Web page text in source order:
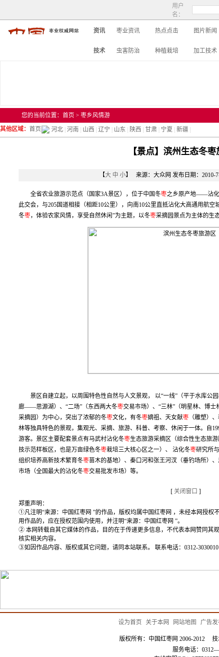
用户
名：
资讯 枣业资讯 热点点击 图片新闻
技术 虫害防治 种植栽培 加工技术
您的当前位置： 首页 > 枣乡风情游
其他区域： 首页 河北 河南 山西 辽宁 山东 陕西 甘肃 宁夏 新疆
【景点】滨州生态冬
【大 中 小】 来源：大众网 发布日期：2010-
全省农业旅游示范点（国家3A景区），位于中国冬枣之乡原产地——沾化
此交会，与205国道相接（相距10公里），向南10公里直抵沾化大高通用航
冬枣，体验农家风情，享受自然休闲”为主题，以冬枣采摘园景点为主体的生
景区自建立起，以周围特色性自然与人文景观， 以“一线”（平于水库公
廊——思源湖）、“二场”（东西两大冬枣交易市场）、“三林”（明星林、博
采摘园）为中心，突出了浓郁的冬枣文化，有冬枣嫡祖、天女献枣 （雕塑）
林等独具特色的景观，集观光、采摘、旅游、科普、考察、休闲于一体。自
游客。景区主要配套景点有马武村沾化冬枣生态旅游采摘区（综合性生态旅
技示范样板区，也是万亩绿色冬枣栽培三大核心区之一）、 沾化冬枣研究所
组织培养高新技术繁育冬枣苗木的基地）、秦口河和张王河汊（垂钓场所）
市场（全国最大的沾化冬枣交易批发市场）等。
[ 关闭窗口 ]
郑重声明：
①凡注明“来源：中国红枣网 ”的作品，版权均属中国红枣网 ，未经本网授权
用作品的，应在授权范围内使用，并注明“来源：中国红枣网 ”。
② 本网转载自其它媒体的作品，目的在于传递更多信息，不代表本网赞同其
核实相关内容。
③如因作品内容、版权或其它问题，请同本站联系。 联系电话：0312-3030010
设为首页 关于本网 网站地图 广告发
版权所有：中国红枣网 2006-2012
服务电话：